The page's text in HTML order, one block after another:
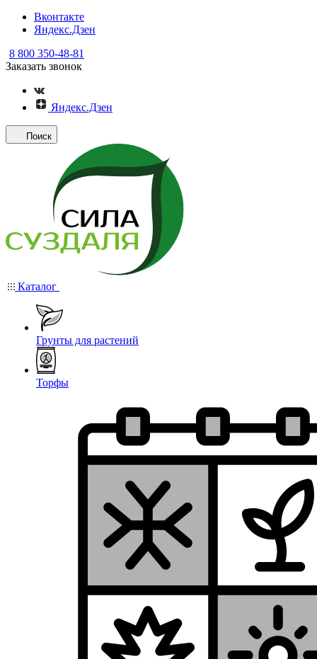
Вконтакте
Яндекс.Дзен
8 800 350-48-81
Заказать звонок
Яндекс.Дзен
Поиск
Каталог
Грунты для растений
Торфы